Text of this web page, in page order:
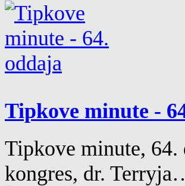
Tipkove minute -
Tipkove minute, 64.
kongres, dr.